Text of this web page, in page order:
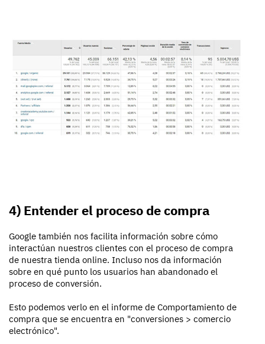
4) Entender el proceso de compra
Google también nos facilita información sobre cómo
interactúan nuestros clientes con el proceso de compra
de nuestra tienda online. Incluso nos da información
sobre en qué punto los usuarios han abandonado el
proceso de conversión.
Esto podemos verlo en el informe de Comportamiento de
compra que se encuentra en "conversiones > comercio
electrónico".